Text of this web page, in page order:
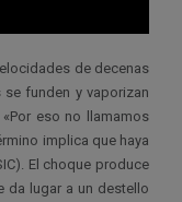
de decenas
funden y vaporizan
eso no llamamos
implica que haya
El choque produce
da lugar a un destello